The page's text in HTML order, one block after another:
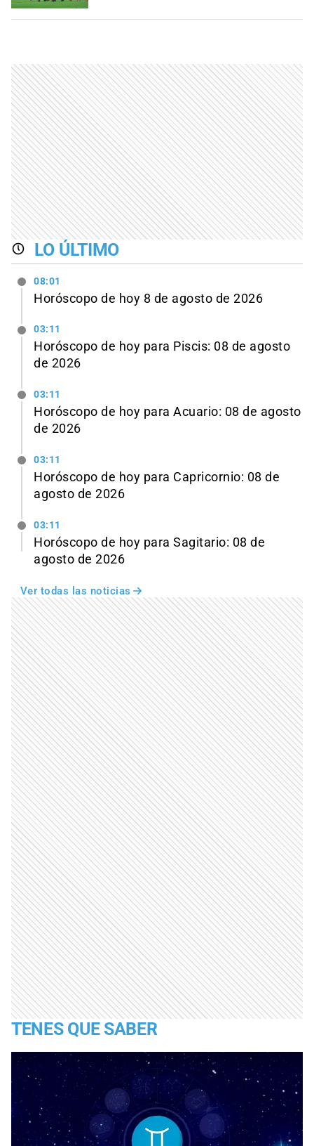
LO ÚLTIMO
08:01
Horóscopo de hoy 8 de agosto de 2026
03:11
Horóscopo de hoy para Piscis: 08 de agosto
de 2026
03:11
Horóscopo de hoy para Acuario: 08 de agosto
de 2026
03:11
Horóscopo de hoy para Capricornio: 08 de
agosto de 2026
03:11
Horóscopo de hoy para Sagitario: 08 de
agosto de 2026
Ver todas las noticias
TENES QUE SABER